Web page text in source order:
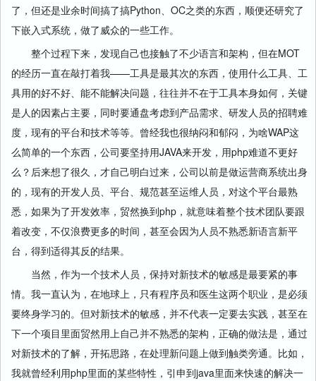
了，但还是业余时间搞了搞Python、OC之类的东西，顺便还研究了
下嵌入式系统，做了威众的一些工作。
整个过程下来，发现自己也接触了不少语言和架构，但在MOT
的经历一直在敲打着我——工具是最其次的东西，使用什么工具、工
具用的好不好、能不能解决问题，往往并不在于工具本身如何，关键
是人的因素占主要，同时要通盘考虑到产品需求、研发人员的招聘难
度，现有的平台和技术等等。曾经我也很纳闷和郁闷，为啥WAP这
么简单的一个东西，公司要坚持用JAVA来开发，用php难道不更好
么？后来想了很久，才自己明白过来，公司以前是做运营商系统出身
的，现有的开发人员、平台、规范甚至运维人员，对这个平台最熟
悉，如果为了开发效率，贸然换到php，就意味着整个技术团队要跟
着改变，不仅浪费更多的时间，甚至会因为人员不熟悉新语言新平
台，得到适得其反的结果。
当然，作为一个技术人员，保持对新技术的敏感是最要紧的事
情。我一直认为，在地球上，只有程序员和医生这两个职业，是必须
要终身学习的。但对新技术的敏感，并不代表一定要去实践，甚至在
下一个项目里面贸然用上自己并不熟悉的架构，正确的做法是，通过
对新技术的了解，开拓思路，在处理新问题上做到触类旁通。比如，
我就曾经利用php里面的某些特性，引申到java里面来快速的解决一